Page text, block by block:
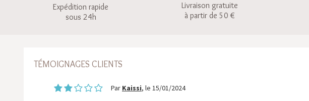
Expédition rapide
sous 24h
Livraison gratuite
à partir de 50 €
TÉMOIGNAGES CLIENTS
Par Kaissi, le 15/01/2024